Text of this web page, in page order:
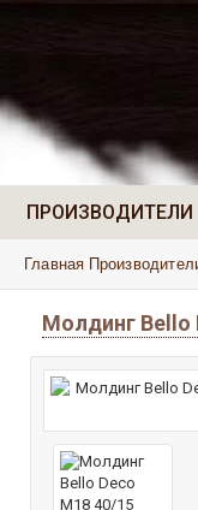
ПРОИЗВОДИТЕЛИ
Главная
Молдинг Bello